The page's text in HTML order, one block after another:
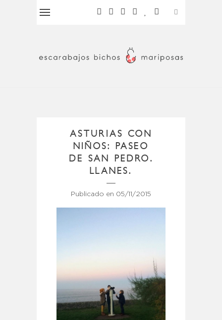
ASTURIAS CON
NIÑOS: PASEO
DE SAN PEDRO.
LLANES.
Publicado en 05/11/2015